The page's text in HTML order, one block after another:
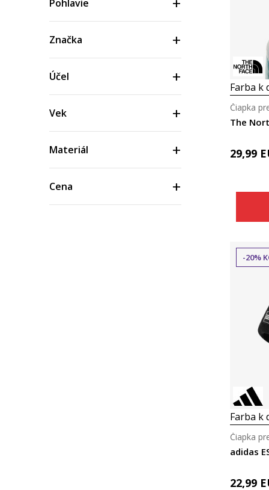
Pohlavie
Značka
Účel
Vek
Materiál
Cena
Farba k
Čiapka
29,99
-20%
Farba k
adidas
Čiapka
22,99